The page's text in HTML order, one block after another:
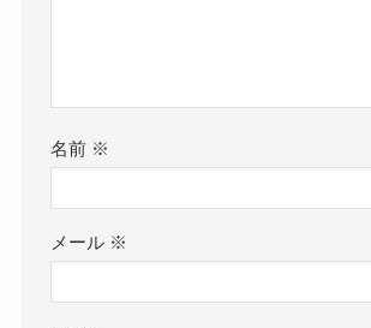
名前 ※
メール ※